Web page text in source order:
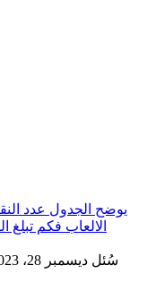
يوضح الجدول عدد
الالعاب فكم
سُئل ديسمبر 28، 2023